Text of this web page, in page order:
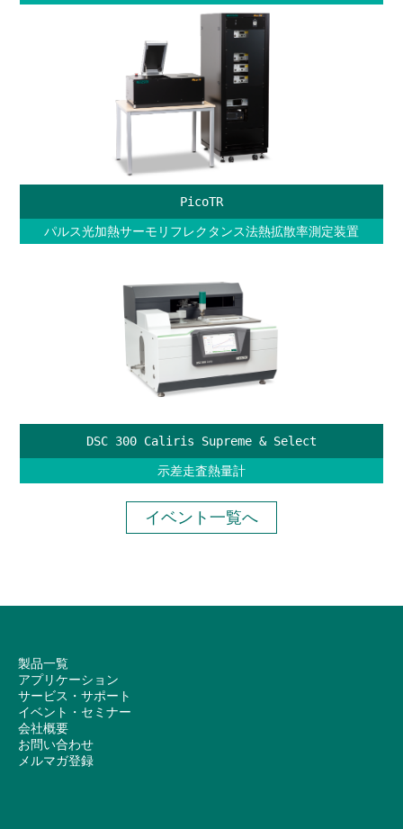
PicoTR
パルス光加熱サーモリフレクタンス法熱拡散率測定装置
DSC 300 Caliris Supreme & Select
示差走査熱量計
イベント一覧へ
製品一覧
アプリケーション
サービス・サポート
イベント・セミナー
会社概要
お問い合わせ
メルマガ登録